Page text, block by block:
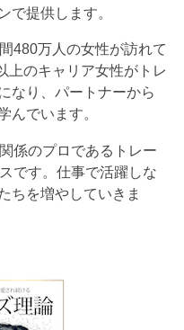
で提供します。
480万人の女性が訪れて
上のキャリア女性がトレ
なり、パートナーから
んでいます。
係のプロであるトレー
です。仕事で活躍しな
ちを増やしていきま